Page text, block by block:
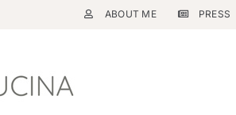
ABOUT ME PRESS